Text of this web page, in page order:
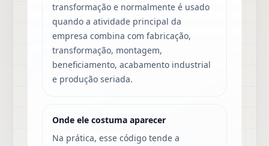
transformação e normalmente é usado
quando a atividade principal da
empresa combina com fabricação,
transformação, montagem,
beneficiamento, acabamento industrial
e produção seriada.
Onde ele costuma aparecer
Na prática, esse código tende a